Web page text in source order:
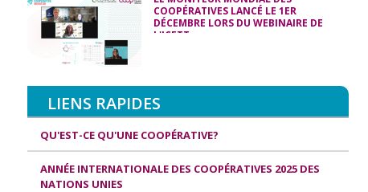
COOPÉRATIVES LANCÉ LE 1ER
DÉCEMBRE LORS DU WEBINAIRE DE
L'ICETT
LIENS RAPIDES
QU'EST-CE QU'UNE COOPÉRATIVE?
ANNÉE INTERNATIONALE DES COOPÉRATIVES 2025 DES
NATIONS UNIES